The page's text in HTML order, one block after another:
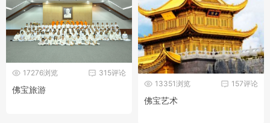
315评论
17276浏览
佛宝旅游
157评论
13351浏览
佛宝艺术